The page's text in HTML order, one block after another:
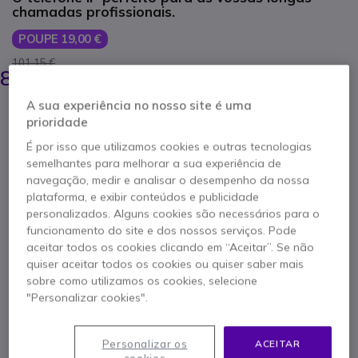
chamadas profissionais.
POUPE 19,00 €
101,15 €
81,95 €
Qtd
ORÇAMENTO EM 4 HORAS
Esgotado
35 produtos em stock plataforma
Entrega: 5-7 dias
2 anos de garantiado fabricante
A sua experiência no nosso site é uma
prioridade
É por isso que utilizamos cookies e outras tecnologias
semelhantes para melhorar a sua experiência de
navegação, medir e analisar o desempenho da nossa
plataforma, e exibir conteúdos e publicidade
personalizados. Alguns cookies são necessários para o
funcionamento do site e dos nossos serviços. Pode
aceitar todos os cookies clicando em “Aceitar”. Se não
quiser aceitar todos os cookies ou quiser saber mais
sobre como utilizamos os cookies, selecione
"Personalizar cookies".
ACEITAR
Personalizar os